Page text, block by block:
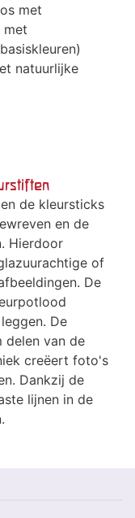
met
met
natuurlijke
de kleursticks
en de
Hierdoor
of
De
De
van de
creëert foto's
Dankzij de
lijnen in de